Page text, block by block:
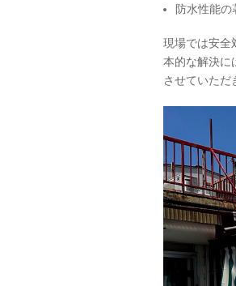
防水性能の
現場では安全
本的な解決に
させていただ